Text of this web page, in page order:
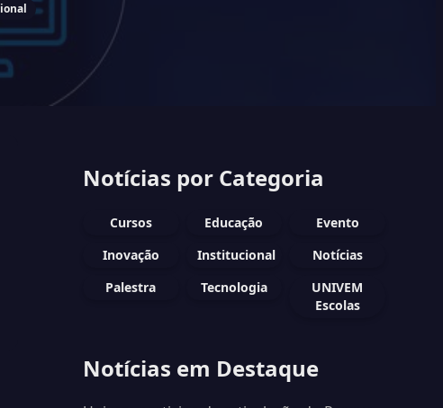
Notícias por Categoria
Cursos Educação
Evento
Inovação
Institucional
Notícias
Palestra
Tecnologia
UNIVEM
Escolas
Notícias em Destaque